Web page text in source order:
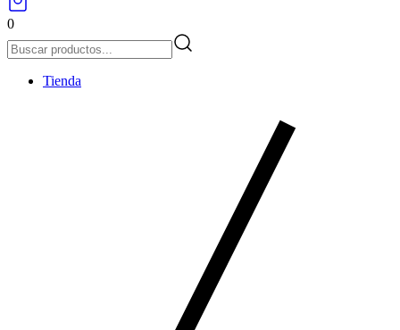
0
Tienda